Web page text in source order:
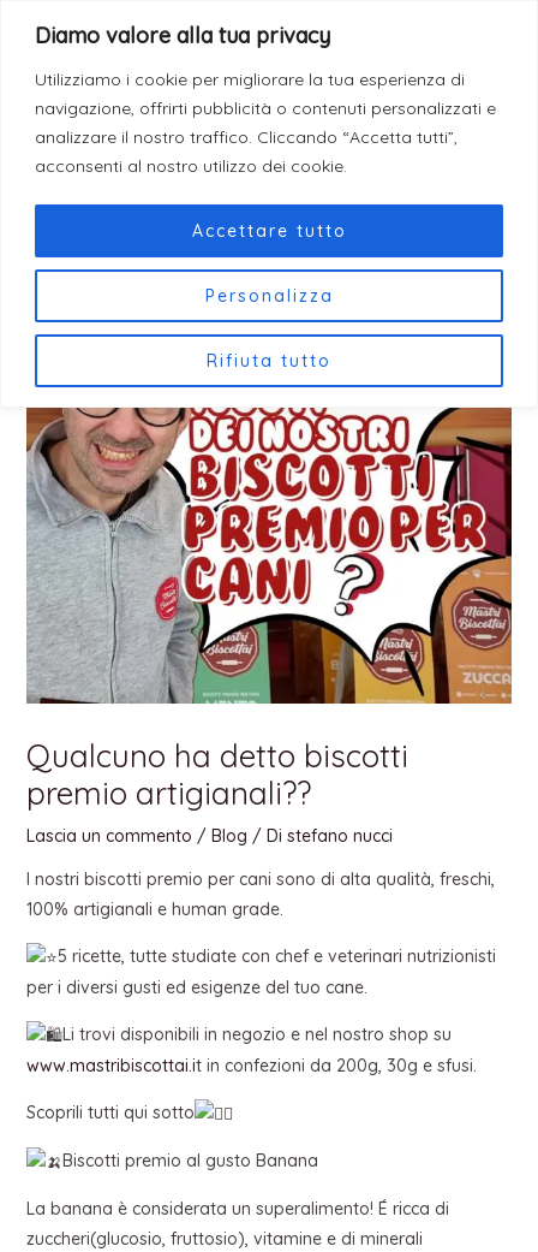
Diamo valore alla tua privacy
Utilizziamo i cookie per migliorare la tua esperienza di
navigazione, offrirti pubblicità o contenuti personalizzati e
analizzare il nostro traffico. Cliccando “Accetta tutti”,
acconsenti al nostro utilizzo dei cookie.
Personalizza
Rifiuta tutto
Accettare tutto
contenuto
a
e
b
o
o
k
n
t
a
g
r
a
m
i
t
o
k
Qualcuno ha detto biscotti
premio artigianali??
Lascia un commento / Blog / Di stefano nucci
I nostri biscotti premio per cani sono di alta qualità, freschi,
100% artigianali e human grade.
5 ricette, tutte studiate con chef e veterinari nutrizionisti
per i diversi gusti ed esigenze del tuo cane.
Li trovi disponibili in negozio e nel nostro shop su
www.mastribiscottai.it in confezioni da 200g, 30g e sfusi.
Scoprili tutti qui sotto
Biscotti premio al gusto Banana
La banana è considerata un superalimento! É ricca di
zuccheri(glucosio, fruttosio), vitamine e di minerali
navigation